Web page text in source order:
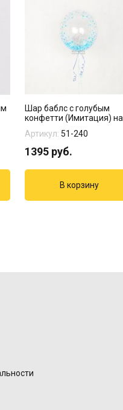
Шар баблс с голубым
конфетти (Имитация) на
Артикул: 51-240
1395 руб.